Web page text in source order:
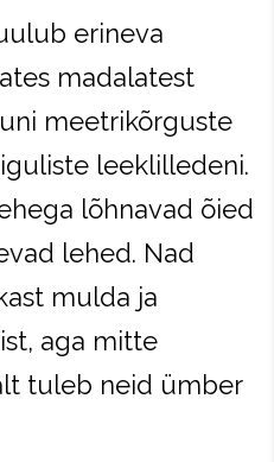
erineva
madalatest
meetrikõrguste
leeklilledeni.
lõhnavad õied
lehed. Nad
mulda ja
aga mitte
tuleb neid ümber